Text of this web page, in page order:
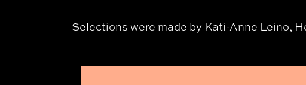
Selections were made by Kati-Anne Leino,